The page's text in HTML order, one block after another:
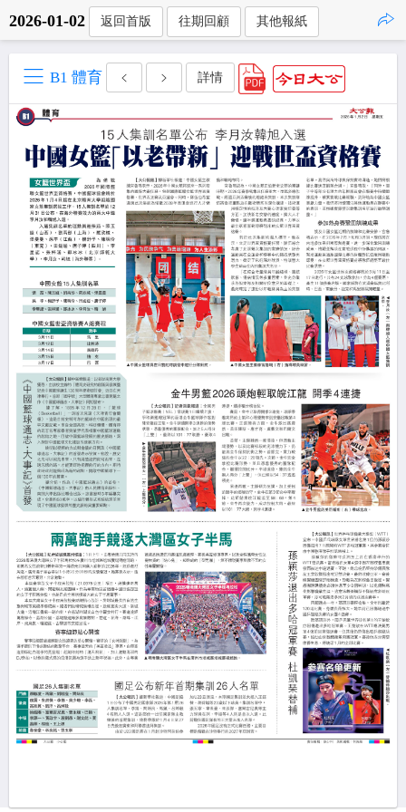
2026-01-02 返回首版 往期回顧 其他報紙
B1 體育 詳情